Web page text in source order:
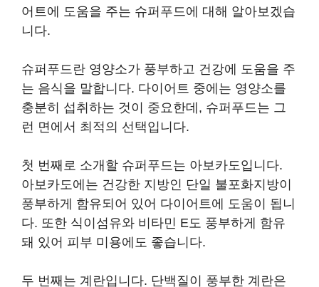
어트에 도움을 주는 슈퍼푸드에 대해 알아보겠습
니다.
슈퍼푸드란 영양소가 풍부하고 건강에 도움을 주
는 음식을 말합니다. 다이어트 중에는 영양소를
충분히 섭취하는 것이 중요한데, 슈퍼푸드는 그
런 면에서 최적의 선택입니다.
첫 번째로 소개할 슈퍼푸드는 아보카도입니다.
아보카도에는 건강한 지방인 단일 불포화지방이
풍부하게 함유되어 있어 다이어트에 도움이 됩니
다. 또한 식이섬유와 비타민 E도 풍부하게 함유
돼 있어 피부 미용에도 좋습니다.
두 번째는 계란입니다. 단백질이 풍부한 계란은